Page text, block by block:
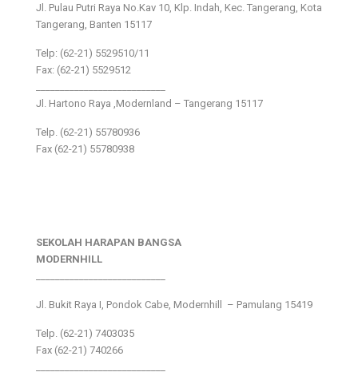
Jl. Pulau Putri Raya No.Kav 10, Klp. Indah, Kec. Tangerang, Kota
Tangerang, Banten 15117
Telp: (62-21) 5529510/11
Fax: (62-21) 5529512
Jl. Hartono Raya ,Modernland – Tangerang 15117
Telp. (62-21) 55780936
Fax (62-21) 55780938
SEKOLAH HARAPAN BANGSA
MODERNHILL
Jl. Bukit Raya I, Pondok Cabe, Modernhill – Pamulang 15419
Telp. (62-21) 7403035
Fax (62-21) 740266